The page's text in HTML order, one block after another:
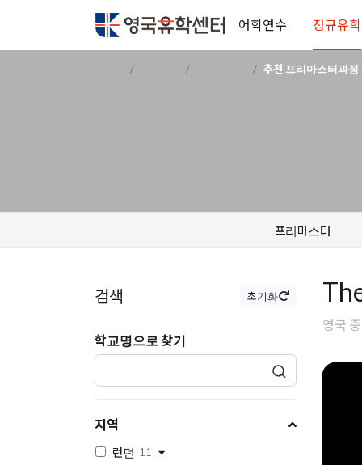
어학연수 정규유학
추천 프리마스터과정
프리마스터
검색 초기화
학교명으로 찾기
지역
런던 11
영국